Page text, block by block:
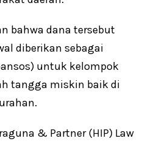
bahwa dana tersebut
diberikan sebagai
untuk kelompok
tangga miskin baik di
& Partner (HIP) Law